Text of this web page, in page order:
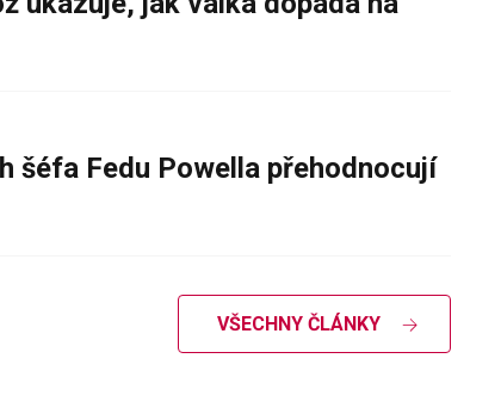
šéfa Fedu Powella přehodnocují
VŠECHNY ČLÁNKY